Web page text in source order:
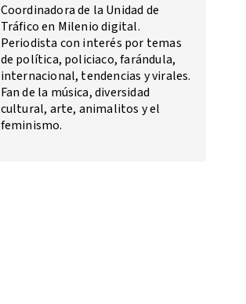
Coordinadora de la Unidad de
Tráfico en Milenio digital.
Periodista con interés por temas
de política, policiaco, farándula,
internacional, tendencias y virales.
Fan de la música, diversidad
cultural, arte, animalitos y el
feminismo.